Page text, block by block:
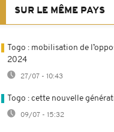
SUR LE MÊME PAYS
Togo : mobilisation de
2024
27/07 - 10:43
Togo : cette nouvelle
09/07 - 15:32